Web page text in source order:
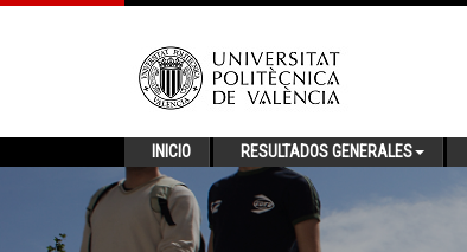
INICIO RESULTADOS GENERALES